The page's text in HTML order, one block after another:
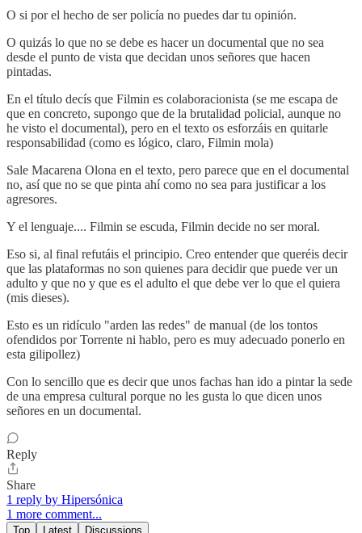
O si por el hecho de ser policía no puedes dar tu opinión.
O quizás lo que no se debe es hacer un documental que no sea
desde el punto de vista que decidan unos señores que hacen
pintadas.
En el título decís que Filmin es colaboracionista (se me escapa de
que en concreto, supongo que de la brutalidad policial, aunque no
he visto el documental), pero en el texto os esforzáis en quitarle
responsabilidad (como es lógico, claro, Filmin mola)
Sale Macarena Olona en el texto, pero parece que en el documental
no, así que no se que pinta ahí como no sea para justificar a los
agresores.
Y el lenguaje.... Filmin se escuda, Filmin decide no ser moral.
Eso si, al final refutáis el principio. Creo entender que queréis decir
que las plataformas no son quienes para decidir que puede ver un
adulto y que no y que es el adulto el que debe ver lo que el quiera
(mis dieses).
Esto es un ridículo "arden las redes" de manual (de los tontos
ofendidos por Torrente ni hablo, pero es muy adecuado ponerlo en
esta gilipollez)
Con lo sencillo que es decir que unos fachas han ido a pintar la sede
de una empresa cultural porque no les gusta lo que dicen unos
señores en un documental.
Reply
Share
1 reply by Hipersónica
1 more comment...
Top Latest Discussions